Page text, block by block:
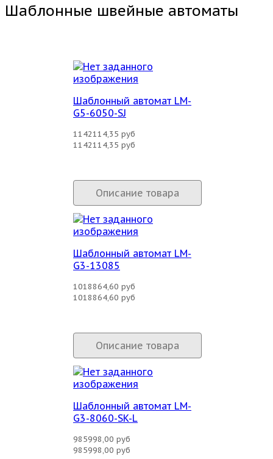
Шаблонные швейные автоматы
Шаблонный автомат LM-
G5-6050-SJ
1142114,35 руб
1142114,35 руб
Описание товара
Шаблонный автомат LM-
G3-13085
1018864,60 руб
1018864,60 руб
Описание товара
Шаблонный автомат LM-
G3-8060-SK-L
985998,00 руб
985998,00 руб